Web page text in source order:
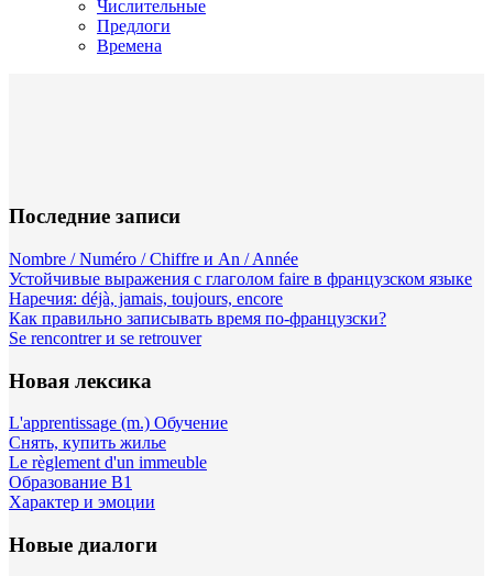
Числительные
Предлоги
Времена
Последние записи
Nombre / Numéro / Chiffre и An / Année
Устойчивые выражения с глаголом faire в французском языке
Наречия: déjà, jamais, toujours, encore
Как правильно записывать время по-французски?
Se rencontrer и se retrouver
Новая лексика
L'apprentissage (m.) Обучение
Снять, купить жилье
Le règlement d'un immeuble
Образование B1
Характер и эмоции
Новые диалоги